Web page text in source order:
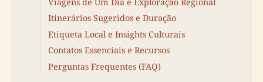
Itinerários Sugeridos e Duração
Etiqueta Local e Insights Culturais
Contatos Essenciais e Recursos
Perguntas Frequentes (FAQ)